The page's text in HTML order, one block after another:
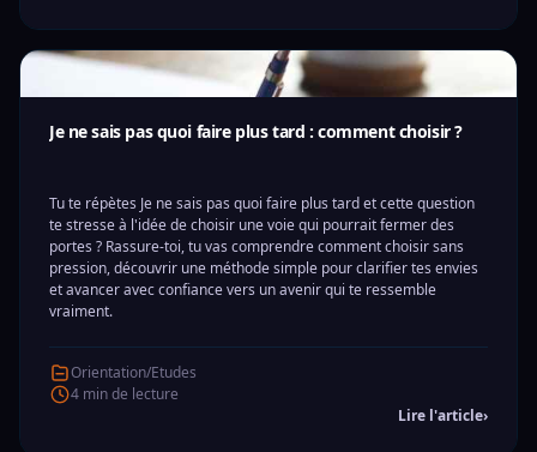
Je ne sais pas quoi faire plus tard : comment choisir ?
Tu te répètes Je ne sais pas quoi faire plus tard et cette question
te stresse à l'idée de choisir une voie qui pourrait fermer des
portes ? Rassure-toi, tu vas comprendre comment choisir sans
pression, découvrir une méthode simple pour clarifier tes envies
et avancer avec confiance vers un avenir qui te ressemble
vraiment.
Orientation/Etudes
4 min de lecture
Lire l'article›